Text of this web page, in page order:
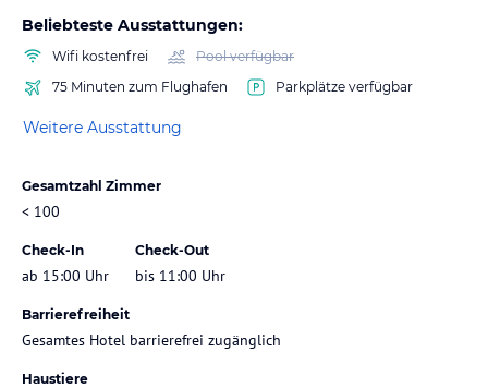
Beliebteste Ausstattungen:
Wifi kostenfrei
Pool verfügbar
75 Minuten zum Flughafen
Parkplätze verfügbar
Weitere Ausstattung
Gesamtzahl Zimmer
< 100
Check-In
ab 15:00 Uhr
Check-Out
bis 11:00 Uhr
Barrierefreiheit
Gesamtes Hotel barrierefrei zugänglich
Haustiere